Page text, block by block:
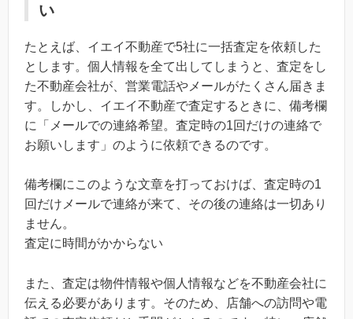
い
たとえば、イエイ不動産で5社に一括査定を依頼した
とします。個人情報を全て出してしまうと、査定をし
た不動産会社が、営業電話やメールがたくさん届きま
す。しかし、イエイ不動産で査定するときに、備考欄
に「メールでの連絡希望。査定時の1回だけの連絡で
お願いします」のように依頼できるのです。
備考欄にこのような文章を打っておけば、査定時の1
回だけメールで連絡が来て、その後の連絡は一切あり
ません。
査定に時間がかからない
また、査定は物件情報や個人情報などを不動産会社に
伝える必要があります。そのため、店舗への訪問や電